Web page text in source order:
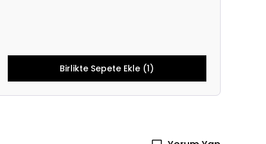
Birlikte Sepete Ekle (1)